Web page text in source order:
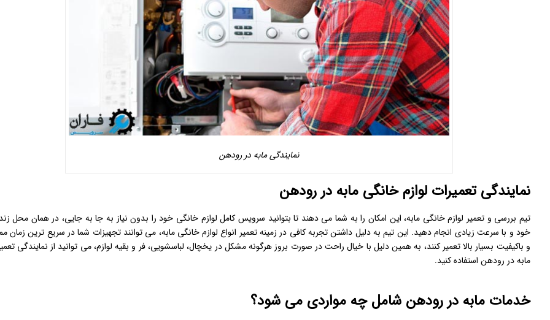
نمایندگی مابه در رودهن
نمایندگی تعمیرات لوازم خانگی مابه در رودهن
تیم بررسی و تعمیر لوازم خانگی مابه، این امکان را به شما می دهند تا بتوانید سرویس کامل لوازم خانگی خود را بدون نیاز به جا به جایی، در همان محل
خود و با سرعت زیادی انجام دهید. این تیم به دلیل داشتن تجربه کافی در زمینه تعمیر انواع لوازم خانگی مابه، می توانند تجهیزات شما در سریع ترین زمان
و باکیفیت بسیار بالا تعمیر کنند، به همین دلیل با خیال راحت در صورت بروز هرگونه مشکل در یخچال، لباسشویی، فر و بقیه لوازم، می توانید از نمایندگی
مابه در رودهن استفاده کنید.
خدمات مابه در رودهن شامل چه مواردی می شود؟